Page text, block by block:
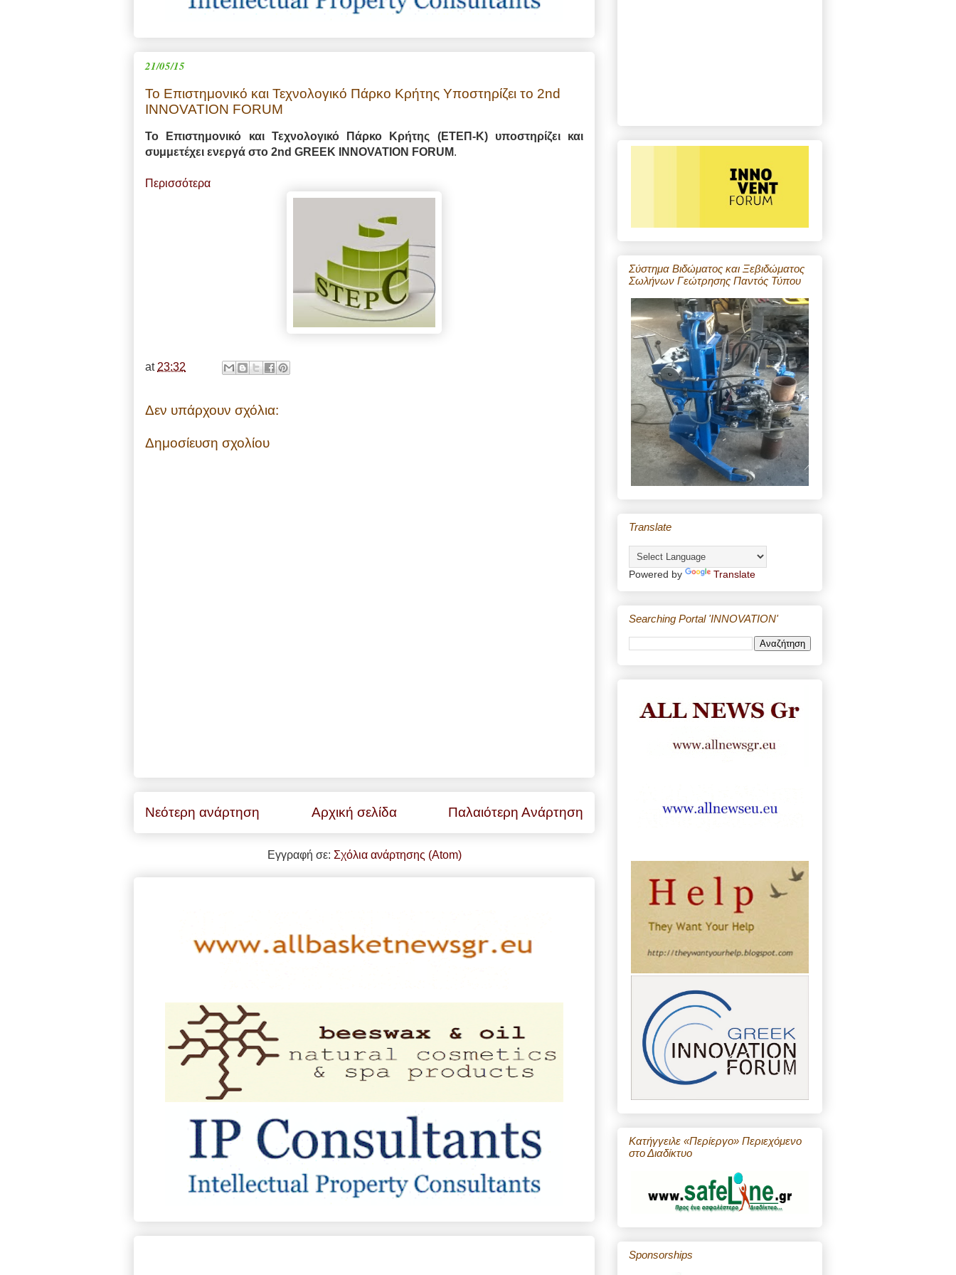
21/05/15
Το Επιστημονικό και Τεχνολογικό Πάρκο Κρήτης Υποστηρίζει τo 2nd
INNOVATION FORUM
Το Επιστημονικό και Τεχνολογικό Πάρκο Κρήτης (ΕΤΕΠ-Κ) υποστηρίζει και
συμμετέχει ενεργά στο 2nd GREEK INNOVATION FORUM.
Περισσότερα
at 23:32
Δεν υπάρχουν σχόλια:
Δημοσίευση σχολίου
Νεότερη ανάρτηση Παλαιότερη Ανάρτηση
Αρχική σελίδα
Εγγραφή σε: Σχόλια ανάρτησης (Atom)
Σύστημα Βιδώματος και Ξεβιδώματος
Σωλήνων Γεώτρησης Παντός Τύπου
Translate
Powered by Translate
Searching Portal 'INNOVATION'
Κατήγγειλε «Περίεργο» Περιεχόμενο
στο Διαδίκτυο
Sponsorships